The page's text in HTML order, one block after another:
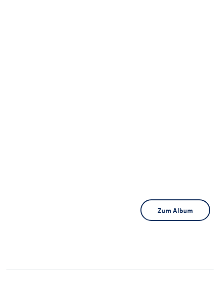
Zum Album